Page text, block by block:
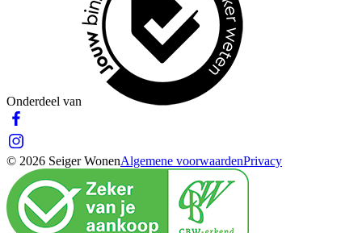
Onderdeel van
© 2026 Seiger WonenAlgemene voorwaardenPrivacy